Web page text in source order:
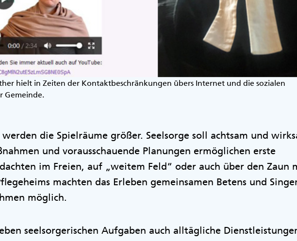
hielt in Zeiten der Kontaktbeschränkungen übers Internet und die sozialen
Gemeinde.
die Spielräume größer. Seelsorge soll achtsam und
und vorausschauende Planungen ermöglichen erste
im Freien, auf „weitem Feld“ oder auch über den Zaun
machten das Erleben gemeinsamen Betens und
möglich.
seelsorgerischen Aufgaben auch alltägliche